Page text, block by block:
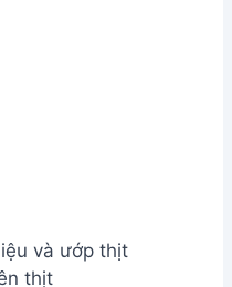
và ướp thịt
thịt